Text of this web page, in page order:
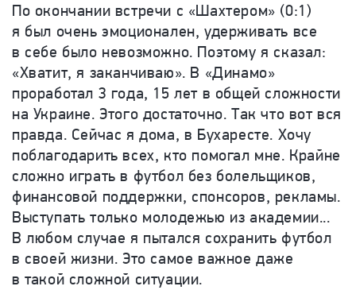
По окончании встречи с «Шахтером» (0:1)
я был очень эмоционален, удерживать все
в себе было невозможно. Поэтому я сказал:
«Хватит, я заканчиваю». В «Динамо»
проработал 3 года, 15 лет в общей сложности
на Украине. Этого достаточно. Так что вот вся
правда. Сейчас я дома, в Бухаресте. Хочу
поблагодарить всех, кто помогал мне. Крайне
сложно играть в футбол без болельщиков,
финансовой поддержки, спонсоров, рекламы.
Выступать только молодежью из академии...
В любом случае я пытался сохранить футбол
в своей жизни. Это самое важное даже
в такой сложной ситуации.